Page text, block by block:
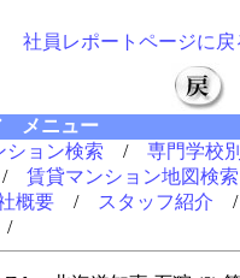
社員レポートページに戻
メニュー
ション検索 / 専門学校
賃貸マンション地図検索
概要 / スタッフ紹介